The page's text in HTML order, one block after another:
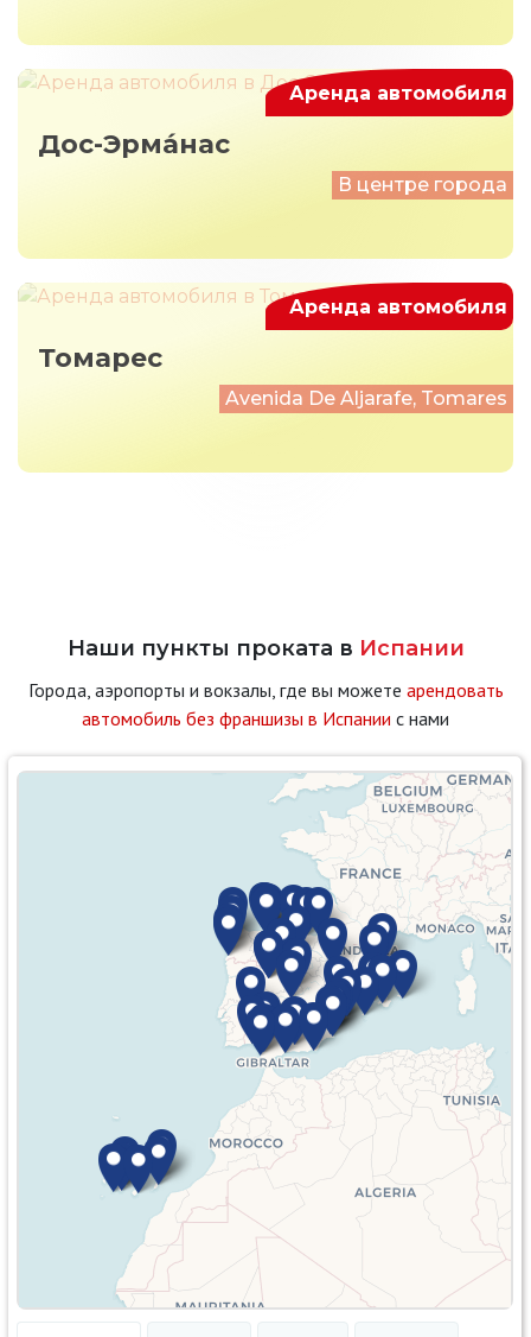
Дос-Эрма́нас
В центре города
Аренда автомобиля
Томарес
Avenida De Aljarafe, Tomares
Аренда автомобиля
Наши пункты проката в Испании
Города, аэропорты и вокзалы, где вы можете арендовать
автомобиль без франшизы в Испании с нами